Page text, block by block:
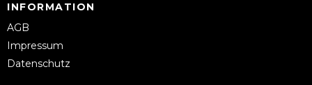
INFORMATION
AGB
Impressum
Datenschutz